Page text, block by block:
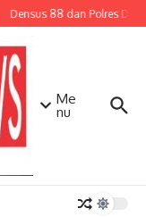
Densus 88 dan Polres
Me
nu